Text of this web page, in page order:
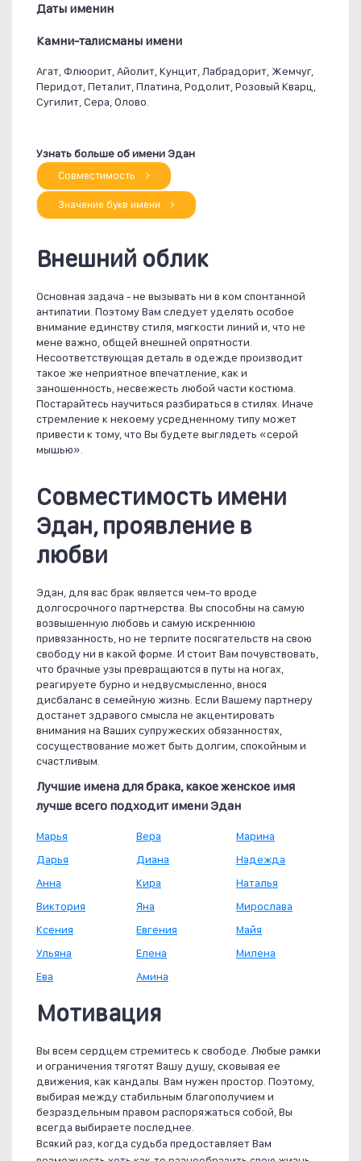
Даты именин
Камни-талисманы имени
Агат, Флюорит, Айолит, Кунцит, Лабрадорит, Жемчуг,
Перидот, Петалит, Платина, Родолит, Розовый Кварц,
Сугилит, Сера, Олово.
Узнать больше об имени Эдан
Совместимость
Значение букв имени
Внешний облик
Основная задача - не вызывать ни в ком спонтанной
антипатии. Поэтому Вам следует уделять особое
внимание единству стиля, мягкости линий и, что не
мене важно, общей внешней опрятности.
Несоответствующая деталь в одежде производит
такое же неприятное впечатление, как и
заношенность, несвежесть любой части костюма.
Постарайтесь научиться разбираться в стилях. Иначе
стремление к некоему усредненному типу может
привести к тому, что Вы будете выглядеть «серой
мышью».
Совместимость имени
Эдан, проявление в
любви
Эдан, для вас брак является чем-то вроде
долгосрочного партнерства. Вы способны на самую
возвышенную любовь и самую искреннюю
привязанность, но не терпите посягательств на свою
свободу ни в какой форме. И стоит Вам почувствовать,
что брачные узы превращаются в путы на ногах,
реагируете бурно и недвусмысленно, внося
дисбаланс в семейную жизнь. Если Вашему партнеру
достанет здравого смысла не акцентировать
внимания на Ваших супружеских обязанностях,
сосуществование может быть долгим, спокойным и
счастливым.
Лучшие имена для брака, какое женское имя
лучше всего подходит имени Эдан
Марья
Дарья
Анна
Виктория
Ксения
Ульяна
Ева
Вера
Диана
Кира
Яна
Евгения
Елена
Амина
Марина
Надежда
Наталья
Мирослава
Майя
Милена
Мотивация
Вы всем сердцем стремитесь к свободе. Любые рамки
и ограничения тяготят Вашу душу, сковывая ее
движения, как кандалы. Вам нужен простор. Поэтому,
выбирая между стабильным благополучием и
безраздельным правом распоряжаться собой, Вы
всегда выбираете последнее.
Всякий раз, когда судьба предоставляет Вам